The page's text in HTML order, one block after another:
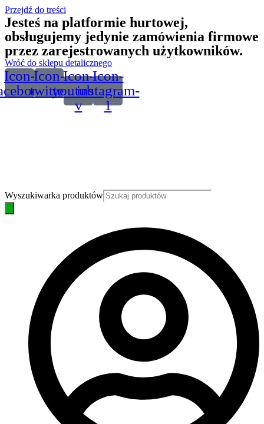
Przejdź do treści
Jesteś na platformie hurtowej,
obsługujemy jedynie zamówienia firmowe
przez zarejestrowanych użytkowników.
Wróć do sklepu detalicznego
Icon-Icon-
twitter
Icon-
youtube-
v
Icon-
instagram-
1
Wyszukiwarka produktów